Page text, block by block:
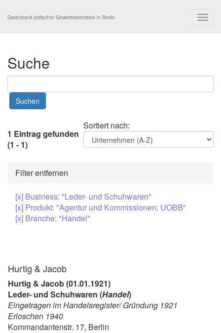
Datenbank jüdischer Gewerbebetriebe in Berlin
Suche
Sortiert nach:
1 Eintrag gefunden
(1 - 1)
Filter entfernen
[x] Business: "Leder- und Schuhwaren"
[x] Produkt: "Agentur und Kommissionen; UOBB"
[x] Branche: "Handel"
Hurtig & Jacob
Hurtig & Jacob (01.01.1921)
Leder- und Schuhwaren (Handel)
Eingetragen im Handelsregister/ Gründung 1921
Erloschen 1940
Kommandantenstr. 17, Berlin